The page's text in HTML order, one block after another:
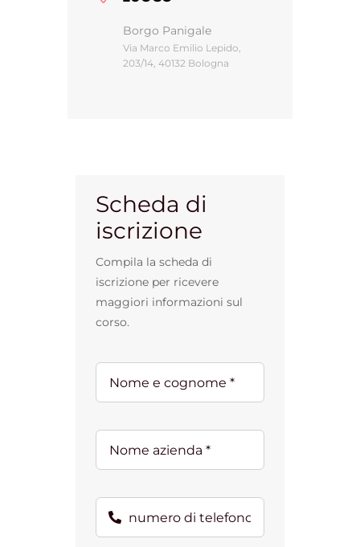
Gestione d’impresa
Borgo Panigale
Via Marco Emilio Lepido,
203/14, 40132 Bologna
Scheda di
iscrizione
Compila la scheda di
iscrizione per ricevere
maggiori informazioni sul
corso.